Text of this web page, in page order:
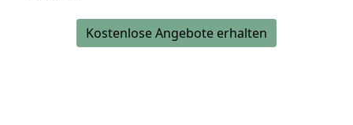
Kostenlose Angebote erhalten